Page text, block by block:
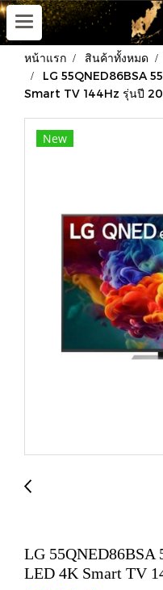
หน้าแรก สินค้าทั้งหมด
LG 55QNED86BSA
Smart TV 144Hz รุ่นปี
New
LG
LED 4K Smart TV